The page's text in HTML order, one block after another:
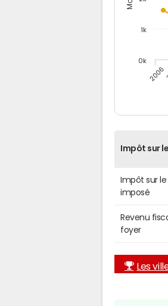
2006
0k
1k
Impôt sur
Impôt sur
imposé
Revenu
foyer
Les